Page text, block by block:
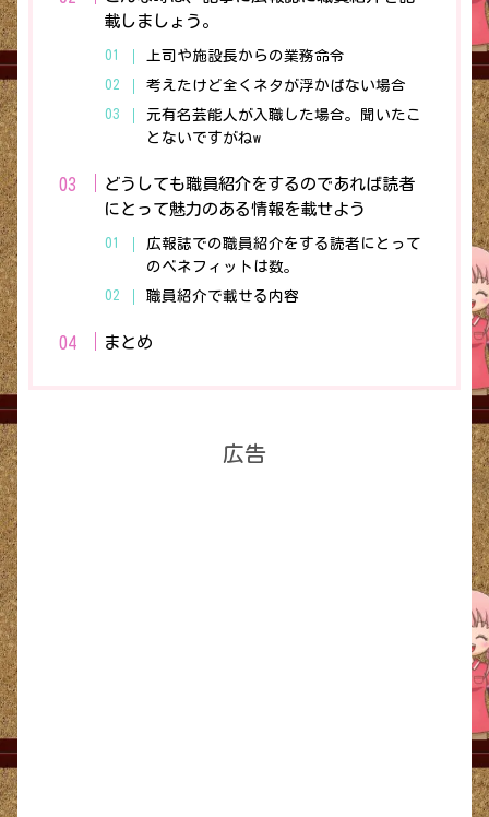
載しましょう。
上司や施設長からの業務命令
考えたけど全くネタが浮かばない場合
元有名芸能人が入職した場合。聞いたこ
とないですがねw
どうしても職員紹介をするのであれば読者
にとって魅力のある情報を載せよう
広報誌での職員紹介をする読者にとって
のベネフィットは数。
職員紹介で載せる内容
まとめ
広告